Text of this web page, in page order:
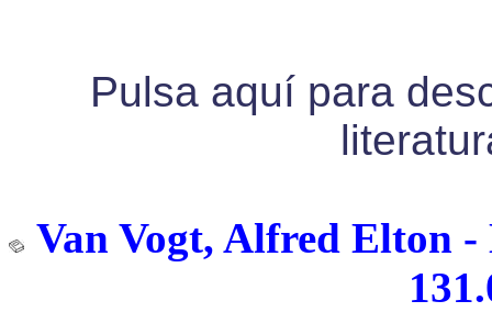
Pulsa aquí para
Van Vogt, Alfred Elton